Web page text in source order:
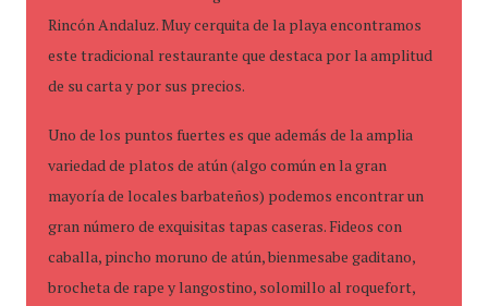
Rincón Andaluz. Muy cerquita de la playa encontramos
este tradicional restaurante que destaca por la amplitud
de su carta y por sus precios.
Uno de los puntos fuertes es que además de la amplia
variedad de platos de atún (algo común en la gran
mayoría de locales barbateños) podemos encontrar un
gran número de exquisitas tapas caseras. Fideos con
caballa, pincho moruno de atún, bienmesabe gaditano,
brocheta de rape y langostino, solomillo al roquefort,